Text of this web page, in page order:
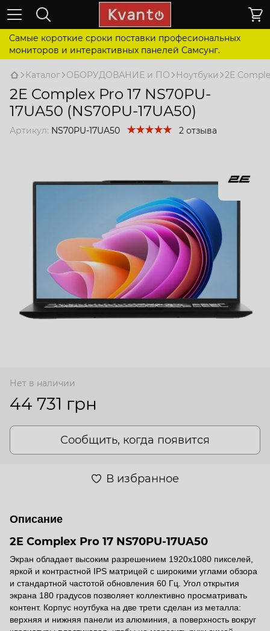
Самые короткие сроки поставки професиональных
мониторов и интерактивных панелей Самсунг.
Каталог ОБОРУДОВАНИЕ и ПО Ноутбуки 2E
2E Complex Pro 17 NS70PU-
17UA50 (NS70PU-17UA50)
Артикул: NS70PU-17UA50 2 отзыва
Нет в наличии
44 731 грн
Сообщить, когда появится
В избранное
Описание
2E Complex Pro 17 NS70PU-17UA50
Экран обладает высоким разрешением 1920х1080 пикселей,
яркой и контрастной IPS матрицей с широкими углами обзора
и стандартной частотой обновления 60 Гц. Угол открытия
экрана 180 градусов позволяет коллективно просматривать
контент. Корпус ноутбука на две трети сделан из металла:
верхняя и нижняя панели из алюминия, а поверхность вокруг